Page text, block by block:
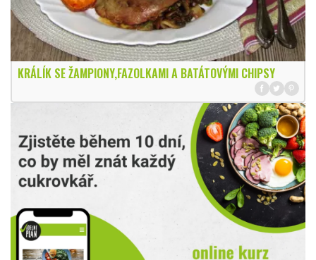
KRÁLÍK SE ŽAMPIONY,FAZOLKAMI A BATÁTOVÝMI CHIPSY